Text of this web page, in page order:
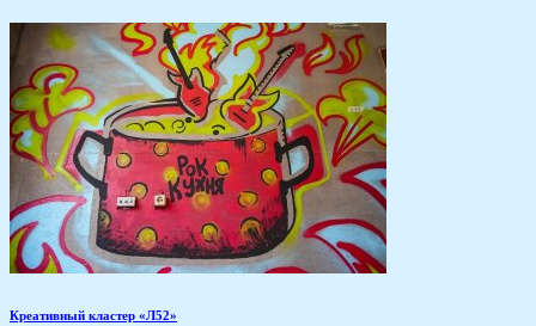
Креативный кластер «Л52»